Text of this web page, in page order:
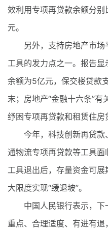
效利用专项再贷款余额分
元。
另外，支持房地产市场
工具的发力点之一。报告
余额为5亿元，保交楼贷款
末；房地产“金融十六条”
纾困专项再贷款和租赁住房
今年，科技创新再贷款
通物流专项再贷款等工具
工具退出后，存量资金可
大限度实现“缓退坡”。
中国人民银行表示，下
重点、合理适度、有进有